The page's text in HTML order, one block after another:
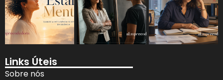
Links Úteis
Sobre nós